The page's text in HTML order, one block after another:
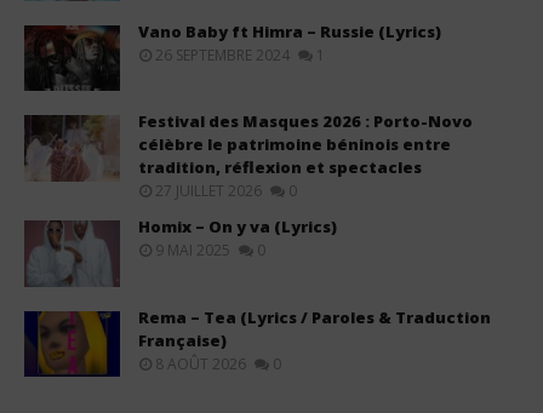
Vano Baby ft Himra – Russie (Lyrics)
26 SEPTEMBRE 2024 1
Festival des Masques 2026 : Porto-Novo
célèbre le patrimoine béninois entre
tradition, réflexion et spectacles
27 JUILLET 2026 0
Homix – On y va (Lyrics)
9 MAI 2025 0
Rema – Tea (Lyrics / Paroles & Traduction
Française)
8 AOÛT 2026 0